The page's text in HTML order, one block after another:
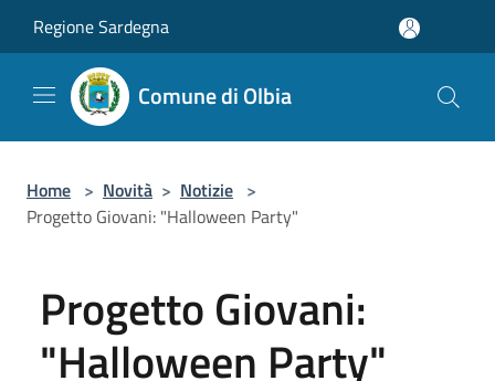
Regione Sardegna
Comune di Olbia
Home > Novità > Notizie >
Progetto Giovani: "Halloween Party"
Progetto Giovani:
"Halloween Party"